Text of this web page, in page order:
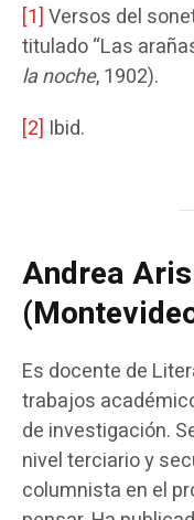
[1] Versos del
titulado “Las
la noche, 1902).
[2] Ibid.
Andrea
Es docente de
trabajos
de investigación.
nivel terciario y
columnista en el